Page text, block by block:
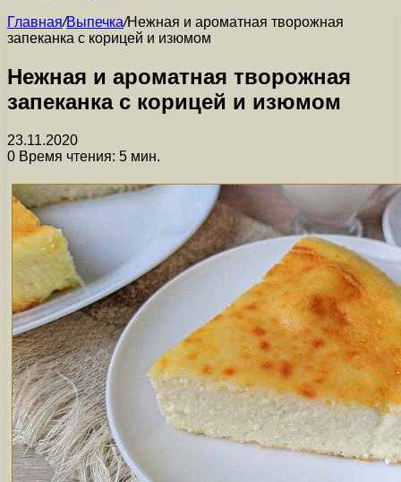
Главная/Выпечка/Нежная и ароматная творожная
запеканка с корицей и изюмом
Нежная и ароматная творожная
запеканка с корицей и изюмом
23.11.2020
0 Время чтения: 5 мин.